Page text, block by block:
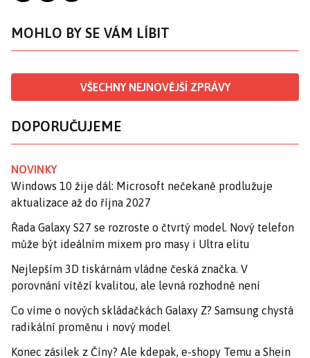
MOHLO BY SE VÁM LÍBIT
VŠECHNY NEJNOVĚJŠÍ ZPRÁVY
DOPORUČUJEME
NOVINKY
Windows 10 žije dál: Microsoft nečekaně prodlužuje
aktualizace až do října 2027
Řada Galaxy S27 se rozroste o čtvrtý model. Nový telefon
může být ideálním mixem pro masy i Ultra elitu
Nejlepším 3D tiskárnám vládne česká značka. V
porovnání vítězí kvalitou, ale levná rozhodně není
Co víme o nových skládačkách Galaxy Z? Samsung chystá
radikální proměnu i nový model
Konec zásilek z Číny? Ale kdepak, e-shopy Temu a Shein